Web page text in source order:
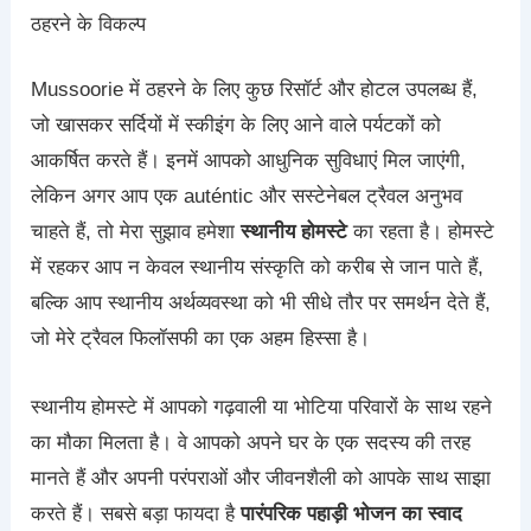
ठहरने के विकल्प
Mussoorie में ठहरने के लिए कुछ रिसॉर्ट और होटल उपलब्ध हैं,
जो खासकर सर्दियों में स्कीइंग के लिए आने वाले पर्यटकों को
आकर्षित करते हैं। इनमें आपको आधुनिक सुविधाएं मिल जाएंगी,
लेकिन अगर आप एक auténtic और सस्टेनेबल ट्रैवल अनुभव
चाहते हैं, तो मेरा सुझाव हमेशास्थानीय होमस्टेका रहता है। होमस्टे
में रहकर आप न केवल स्थानीय संस्कृति को करीब से जान पाते हैं,
बल्कि आप स्थानीय अर्थव्यवस्था को भी सीधे तौर पर समर्थन देते हैं,
जो मेरे ट्रैवल फिलॉसफी का एक अहम हिस्सा है।
स्थानीय होमस्टे में आपको गढ़वाली या भोटिया परिवारों के साथ रहने
का मौका मिलता है। वे आपको अपने घर के एक सदस्य की तरह
मानते हैं और अपनी परंपराओं और जीवनशैली को आपके साथ साझा
करते हैं। सबसे बड़ा फायदा हैपारंपरिक पहाड़ी भोजन का स्वाद